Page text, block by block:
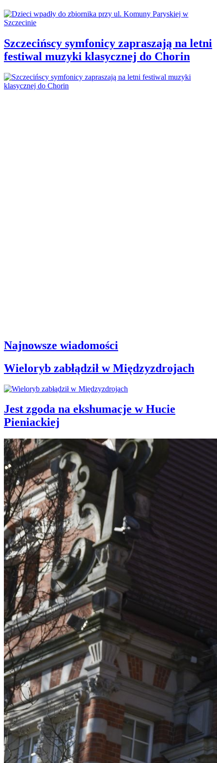
Szczecińscy symfonicy zapraszają na letni
festiwal muzyki klasycznej do Chorin
Najnowsze wiadomości
Wieloryb zabłądził w Międzyzdrojach
Jest zgoda na ekshumacje w Hucie
Pieniackiej